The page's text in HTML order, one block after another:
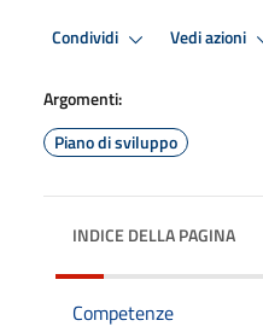
Condividi Vedi azioni
Argomenti:
Piano di sviluppo
INDICE DELLA PAGINA
Competenze